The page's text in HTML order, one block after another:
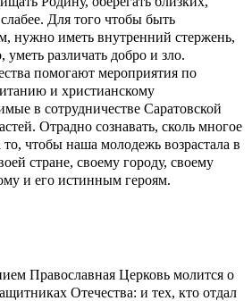
слабее. Для того чтобы быть
нужно иметь внутренний стержень,
различать добро и зло.
помогают мероприятия по
и христианскому
в сотрудничестве Саратовской
Отрадно сознавать, сколь многое
то, чтобы наша молодежь возрастала в
стране, своему городу, своему
и его истинным героям.
Православная Церковь молится о
Отечества: и тех, кто отдал